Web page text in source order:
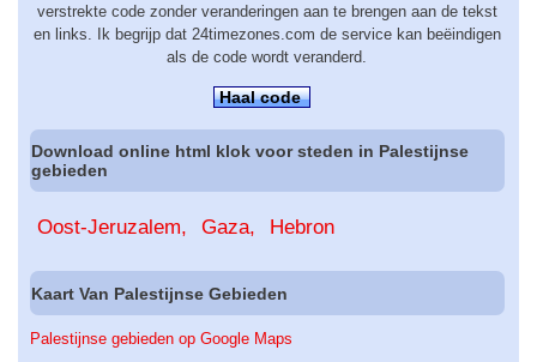
verstrekte code zonder veranderingen aan te brengen aan de tekst
en links. Ik begrijp dat 24timezones.com de service kan beëindigen
als de code wordt veranderd.
Haal code
Download online html klok voor steden in Palestijnse
gebieden
Oost-Jeruzalem Gaza Hebron
Kaart Van Palestijnse Gebieden
Palestijnse gebieden op Google Maps